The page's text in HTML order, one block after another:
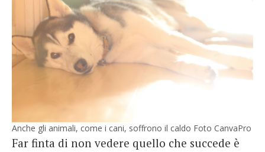
Anche gli animali, come i cani, soffrono il caldo Foto CanvaPro
Far finta di non vedere quello che succede è